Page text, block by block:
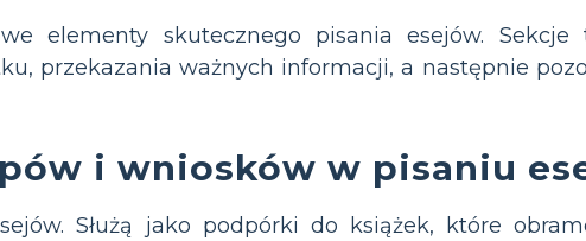
elementy skutecznego pisania esejów. Sekcje
przekazania ważnych informacji, a następnie
i wniosków w pisaniu
Służą jako podpórki do książek, które